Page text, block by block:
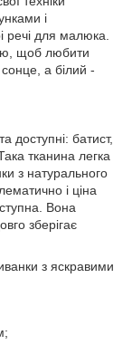
і
речі для малюка.
щоб любити
а білий -
доступні: батист,
тканина легка
з натурального
і ціна
Вона
зберігає
з яскравими